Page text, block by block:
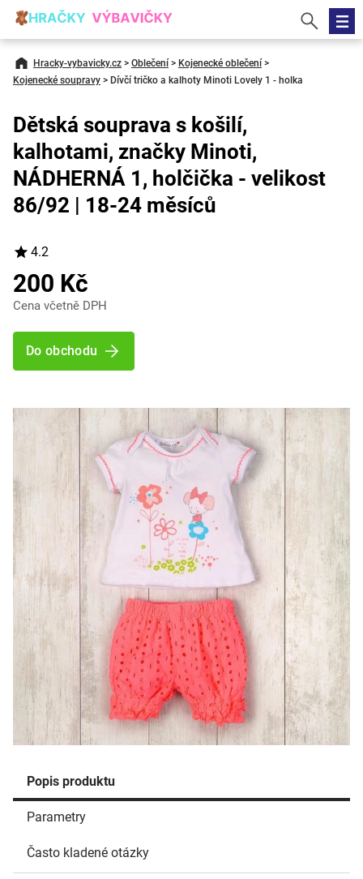
Hracky-vybavicky.cz > Oblečení > Kojenecké oblečení >
Kojenecké soupravy > Dívčí tričko a kalhoty Minoti Lovely 1 - holka
Popis produktu
Parametry
Často kladené otázky
Dětská souprava s košilí,
kalhotami, značky Minoti,
NÁDHERNÁ 1, holčička - velikost
86/92 | 18-24 měsíců
4.2
200 Kč
Cena včetně DPH
Do obchodu